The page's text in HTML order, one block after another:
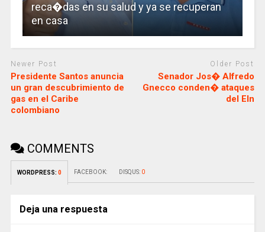
reca�das en su salud y ya se recuperan
en casa
Newer Post
Presidente Santos anuncia
un gran descubrimiento de
gas en el Caribe
colombiano
Older Post
Senador Jos� Alfredo
Gnecco conden� ataques
del Eln
COMMENTS
WORDPRESS: 0 FACEBOOK: DISQUS: 0
Deja una respuesta